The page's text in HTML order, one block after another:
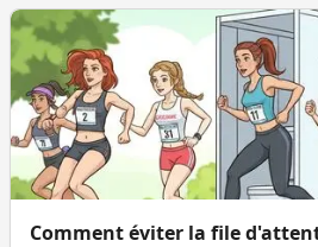
Comment éviter la file